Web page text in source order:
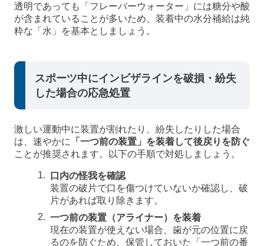
透明であっても「フレーバーウォーター」には糖分や酸
が含まれていることが多いため、装着中の水分補給は純
粋な「水」を基本としましょう。
スポーツ中にインビザラインを破損・紛失
した場合の応急処置
激しい運動中に装置が割れたり、紛失したりした場合
は、速やかに
「一つ前の装置」を装着して後戻りを防ぐ
ことが推奨されます。以下の手順で対処しましょう。
口内の怪我を確認
装置の破片で口を傷つけていないか確認し、破
片があれば取り除きます。
一つ前の装置（アライナー）を装着
現在の装置が使えない場合、歯が元の位置に戻
るのを防ぐため、保管しておいた「一つ前の番